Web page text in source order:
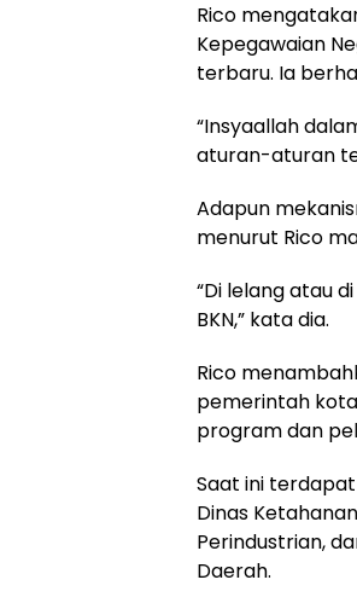
Rico
Kepegawaian
terbaru. Ia
“Insyaallah
aturan-aturan
Adapun
menurut Rico
“Di lelang atau
BKN,” kata dia.
Rico
pemerintah
program dan
Saat ini terdapat
Dinas
Perindustrian,
Daerah.